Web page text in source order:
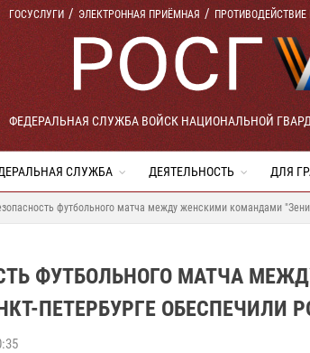
ГОСУСЛУГИ ЭЛЕКТРОННАЯ ПРИЁМНАЯ
ФЕДЕРАЛЬНАЯ СЛУЖБА ВОЙСК НАЦИОНАЛЬНОЙ
СЛУЖБА ДЕЯТЕЛЬНОСТЬ ДЛЯ
футбольного матча между женскими командами
ФУТБОЛЬНОГО МАТЧА
ПЕТЕРБУРГЕ ОБЕСПЕЧИЛИ